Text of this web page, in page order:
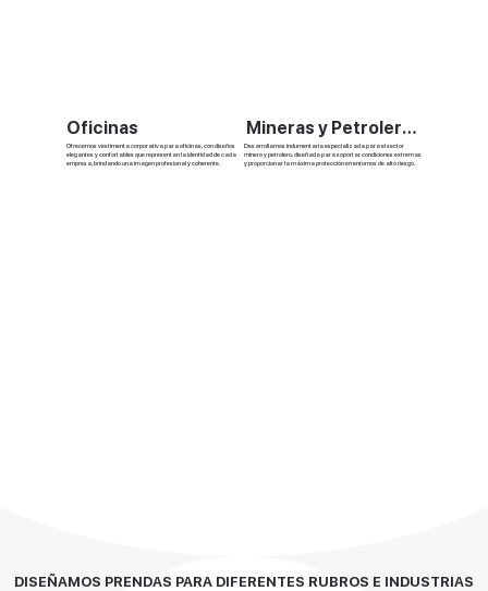
Oficinas
Ofrecemos vestimenta corporativa para oficinas, con diseños
elegantes y confortables que representan la identidad de cada
empresa, brindando una imagen profesional y coherente.
Mineras y Petroleras
Desarrollamos indumentaria especializada para el sector
minero y petrolero, diseñada para soportar condiciones extremas
y proporcionar la máxima protección en entornos de alto riesgo.
DISEÑAMOS PRENDAS PARA DIFERENTES RUBROS E INDUSTRIAS